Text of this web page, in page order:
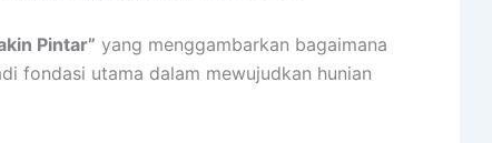
Pintar” yang menggambarkan bagaimana
fondasi utama dalam mewujudkan hunian